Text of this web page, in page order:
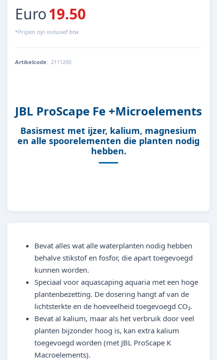
Euro19.50
*Prijzen zijn inclusief btw
Artikelcode: 2111200
JBL ProScape Fe +Microelements
Basismest met ijzer, kalium, magnesium
en alle spoorelementen die planten nodig
hebben.
Bevat alles wat alle waterplanten nodig hebben
behalve stikstof en fosfor, die apart toegevoegd
kunnen worden.
Speciaal voor aquascaping aquaria met een hoge
plantenbezetting. De dosering hangt af van de
lichtsterkte en de hoeveelheid toegevoegd CO₂.
Bevat al kalium, maar als het verbruik door veel
planten bijzonder hoog is, kan extra kalium
toegevoegd worden (met JBL ProScape K
Macroelements).